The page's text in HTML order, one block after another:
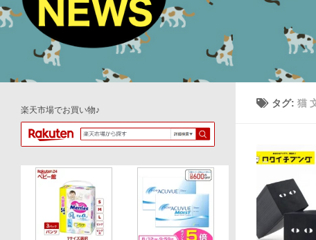
タグ:猫
楽天市場でお買い物♪